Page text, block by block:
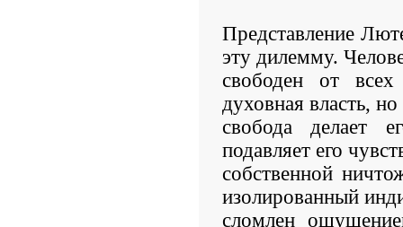
Представление
эту дилемму.
свободен от
духовная власть,
свобода делает
подавляет его
собственной
изолированный
сломлен